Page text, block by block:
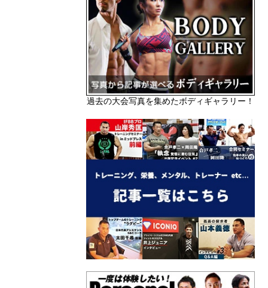
過去の大会写真を集めたボディギャラリー！